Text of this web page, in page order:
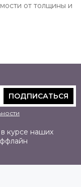
от толщины и
ПОДПИСАТЬСЯ
курсе наших